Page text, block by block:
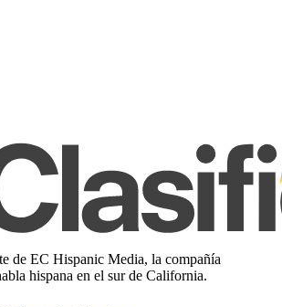
de EC Hispanic Media, la compañía
hispana en el sur de California.